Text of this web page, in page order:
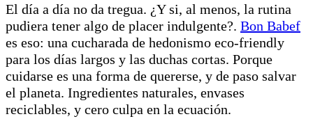
El día a día no da tregua. ¿Y si, al menos, la rutina
pudiera tener algo de placer indulgente?. Bon Babef
es eso: una cucharada de hedonismo eco-friendly
para los días largos y las duchas cortas. Porque
cuidarse es una forma de quererse, y de paso salvar
el planeta. Ingredientes naturales, envases
reciclables, y cero culpa en la ecuación.